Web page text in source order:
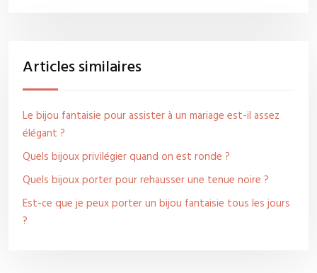
Articles similaires
Le bijou fantaisie pour assister à un mariage est-il assez
élégant ?
Quels bijoux privilégier quand on est ronde ?
Quels bijoux porter pour rehausser une tenue noire ?
Est-ce que je peux porter un bijou fantaisie tous les jours
?